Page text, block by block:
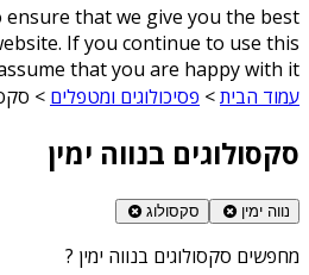
ensure that we give you the best
If you continue to use this
that you are happy with it
עמוד הבית> פסיכולוגים ומטפלים >
סקסולוגים בנווה ימין
נווה ימין סקסולוג
מחפשים סקסולוגים בנווה ימין ?